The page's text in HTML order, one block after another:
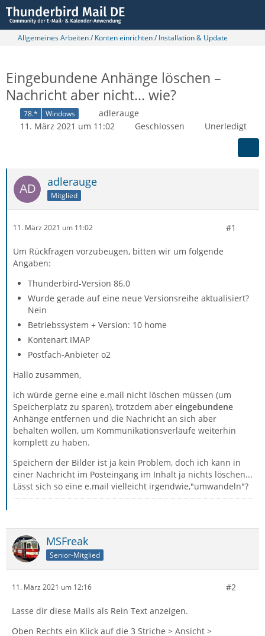
Allgemeines Arbeiten / Konten einrichten / Installation & Update
Eingebundene Anhänge löschen –
Nachricht aber nicht... wie?
78.* Windows
adlerauge
11. März 2021 um 11:02
Geschlossen Unerledigt
adlerauge
Mitglied
11. März 2021 um 11:02 #1
Um Rückfragen vorzubeugen, bitten wir um folgende
Angaben:
Thunderbird-Version 86.0
Wurde gerade auf eine neue Versionsreihe aktualisiert?
Nein
Betriebssystem + Version: 10 home
Kontenart IMAP
Postfach-Anbieter o2
Hallo zusammen,
ich würde gerne eine e.mail nicht löschen müssen (um
Speicherplatz zu sparen), trotzdem aber eingebundene
Anhänge entfernen und die Nachricht an sich aber
behalten wollen, um Kommunikationsverläufe weiterhin
komplett zu haben.
Speichern der Bilder ist ja kein Problem, doch ich kann in
einer Nachricht im Posteingang im Inhalt ja nichts löschen...
Lässt sich so eine e.mail vielleicht irgendwie,"umwandeln"?
MSFreak
Senior-Mitglied
11. März 2021 um 12:16 #2
Lasse dir diese Mails als Rein Text anzeigen.
Oben Rechts ein Klick auf die 3 Striche > Ansicht >